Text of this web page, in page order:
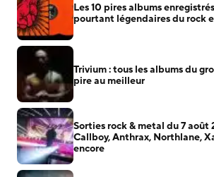
Les 10 pires albums
pourtant légendaires du rock
Trivium : tous les albums du
pire au meilleur
Sorties rock & metal du 7 août
Callboy, Anthrax, Northlane,
encore